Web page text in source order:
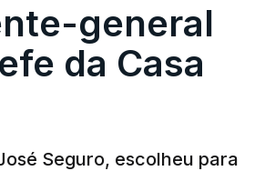
general
da Casa
Seguro, escolheu para